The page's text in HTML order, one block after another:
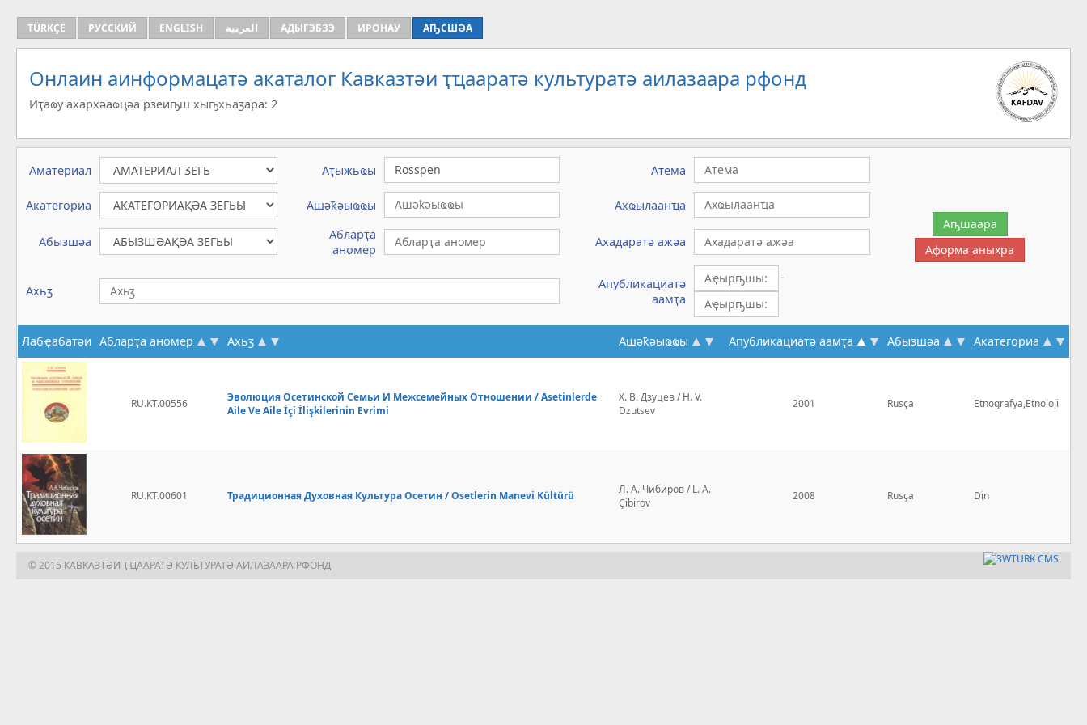
TÜRKÇE РУССКИЙ ENGLISH العربية АДЫГЭБЗЭ ИРОНАУ АҦСШӘА
Онлаин аинформацатә aкаталог Кавказтәи ҭҵааратә культуратә аилазаара рфонд
Иҭаҩу ахархәаҩцәа рзеиҧш хыҧхьаӡара: 2
Аматериал Аҭыжьҩы Атема
Акатегориа Ашәҟәыҩҩы Ахҩылаанҵа
Абызшәа
Абларҭа
аномер
Ахадаратә ажәа
Ахьӡ
Апубликациатә
аамҭа
-
Лабҿабатәи Абларҭа аномер Ахьӡ Ашәҟәыҩҩы Апубликациатә аамҭа Абызшәа Акатегориа
RU.KT.00556
Эволюция Осетинской Семьи И Межсемейных Отношении / Asetinlerde
Aile Ve Aile İçi İlişkilerinin Evrimi
Х. В. Дзуцев / H. V.
Dzutsev
2001 Rusça Etnografya,Etnoloji
RU.KT.00601 Традиционная Духовная Культура Осетин / Osetlerin Manevi Kültürü
Л. А. Чибиров / L. A.
Çibirov
2008 Rusça Din
© 2015 КАВКАЗТӘИ ҬҴААРАТӘ КУЛЬТУРАТӘ АИЛАЗААРА РФОНД